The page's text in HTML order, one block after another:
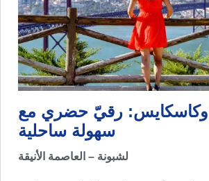
وكاسكايس: رقيّ حضري مع
سهولة ساحلية
لشبونة – العاصمة الأنيقة